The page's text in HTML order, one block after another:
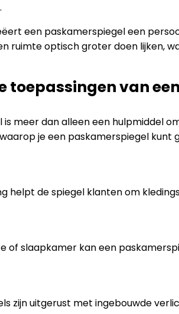
een paskamerspiegel een
ruimte optisch groter doen lijken,
toepassingen van
is meer dan alleen een hulpmiddel
je een paskamerspiegel kunt
helpt de spiegel klanten om
of slaapkamer kan een
zijn uitgerust met ingebouwde